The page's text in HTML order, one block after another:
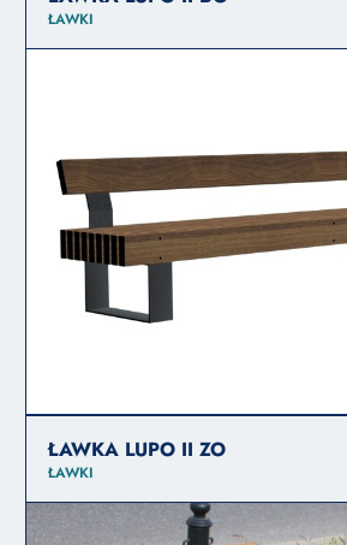
ŁAWKI
ŁAWKA LUPO II ZO
ŁAWKI